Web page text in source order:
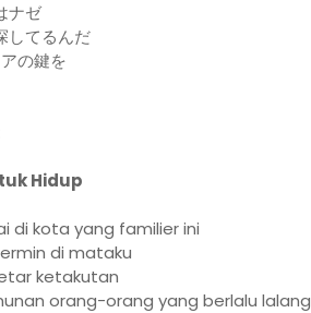
ナゼ
てるんだ
の鍵を
Hidup
di kota yang familier ini
di mataku
ketakutan
orang-orang yang berlalu lalang